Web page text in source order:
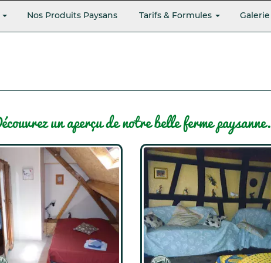
Nos Produits Paysans Tarifs & Formules Galerie
un aperçu de notre belle ferme paysanne.